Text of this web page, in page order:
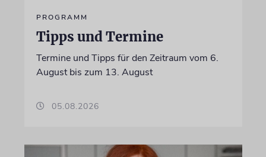
PROGRAMM
Tipps und Termine
Termine und Tipps für den Zeitraum vom 6.
August bis zum 13. August
05.08.2026